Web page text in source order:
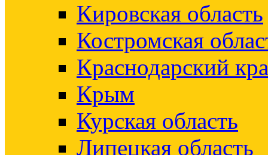
Кировская область
Костромская
Краснодарский
Крым
Курская область
Липецкая область